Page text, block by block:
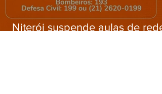
Niterói suspende aulas de rede